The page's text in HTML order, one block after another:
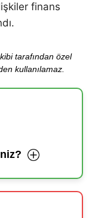
finans
tarafından özel
kullanılamaz.